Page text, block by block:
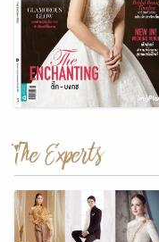
The Experts